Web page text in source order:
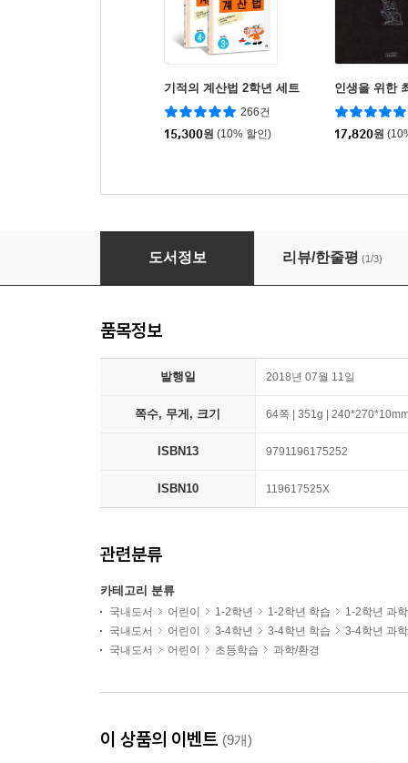
기적의 계산법 2학년 세트
266건
15,300원 (10% 할인)
인생을 위한
17,820원
도서정보 리뷰/한줄평 (1/3)
품목정보
발행일 2018년 07월 11일
쪽수, 무게, 크기 64쪽 | 351g |
ISBN13 9791196175252
ISBN10 119617525X
관련분류
카테고리 분류
국내도서 어린이 1-2학년 1-2학년 학습
1-2학년 과
국내도서
어린이 3-4학년 3-4학년 학습
3-4학년 과
국내도서
어린이 초등학습 과학/환경
이 상품의 이벤트 (9개)